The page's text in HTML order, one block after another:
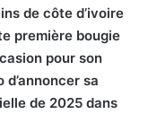
de côte d’ivoire
première bougie
pour son
sa
de 2025 dans